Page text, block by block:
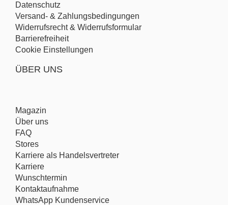
Datenschutz
Versand- & Zahlungsbedingungen
Widerrufsrecht & Widerrufsformular
Barrierefreiheit
Cookie Einstellungen
ÜBER UNS
Magazin
Über uns
FAQ
Stores
Karriere als Handelsvertreter
Karriere
Wunschtermin
Kontaktaufnahme
WhatsApp Kundenservice